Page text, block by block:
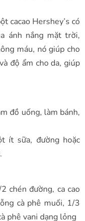
cacao Hershey’s có
ánh nắng mặt trời,
máu, nó giúp cho
độ ẩm cho da, giúp
đồ uống, làm bánh,
ít sữa, đường hoặc
chén đường, ca cao
cà phê muối, 1/3
phê vani dạng lỏng